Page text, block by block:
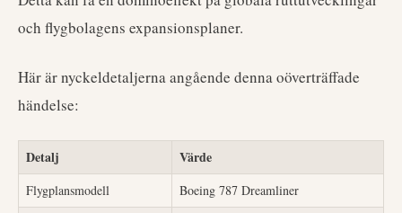
och flygbolagens expansionsplaner.
Här är nyckeldetaljerna angående denna oöverträffade
händelse:
Detalj Värde
Flygplansmodell
Boeing 787 Dreamliner